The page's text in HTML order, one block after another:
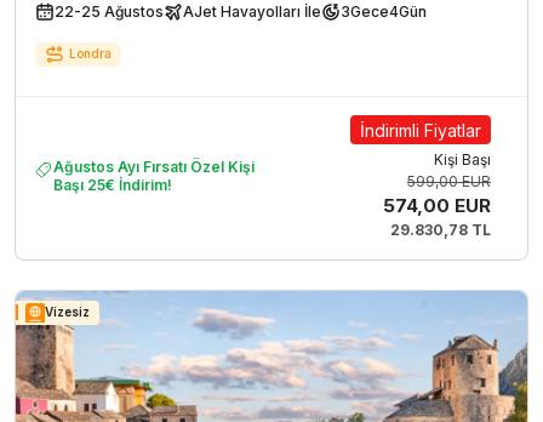
22-25 Ağustos AJet Havayolları İle 3Gece4Gün
Londra
Ağustos Ayı Fırsatı Özel Kişi
Başı 25€ İndirim!
İndirimli Fiyatlar
Kişi Başı
599,00 EUR
574,00 EUR
29.830,78 TL
Vizesiz